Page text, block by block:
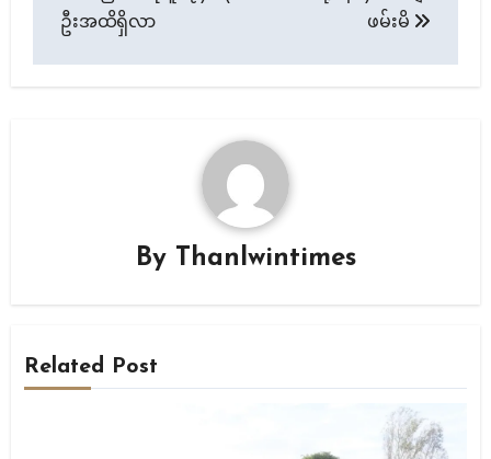
ဦးအထိရှိလာ
ဖမ်းမိ
By Thanlwintimes
Related Post